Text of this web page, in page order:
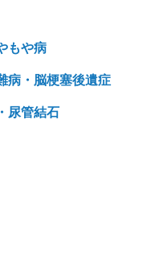
もや病
病・脳梗塞後遺症
尿管結石